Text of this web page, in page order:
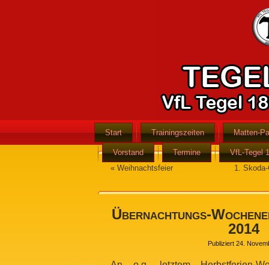
Start Trainingszeiten Matten-
Vorstand Termine
VfL-Tegel
« Weihnachtsfeier 1.
Übernachtungs-
2014
Publiziert 24.